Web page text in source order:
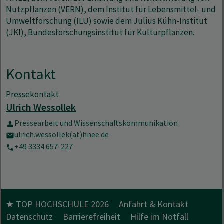
Kontakt
Pressekontakt
Ulrich Wessollek
Pressearbeit und Wissenschaftskommunikation
ulrich.wessollek(at)hnee.de
+49 3334 657-227
Nutzpflanzen (VERN), dem Institut für Lebensmittel- und
Umweltforschung (ILU) sowie dem Julius Kühn-Institut
(JKI), Bundesforschungsinstitut für Kulturpflanzen.
★ TOP HOCHSCHULE 2026
Anfahrt & Kontakt
Datenschutz
Barrierefreiheit
Hilfe im Notfall